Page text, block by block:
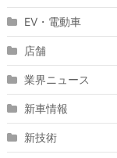
EV・電動車
店舗
業界ニュース
新車情報
新技術